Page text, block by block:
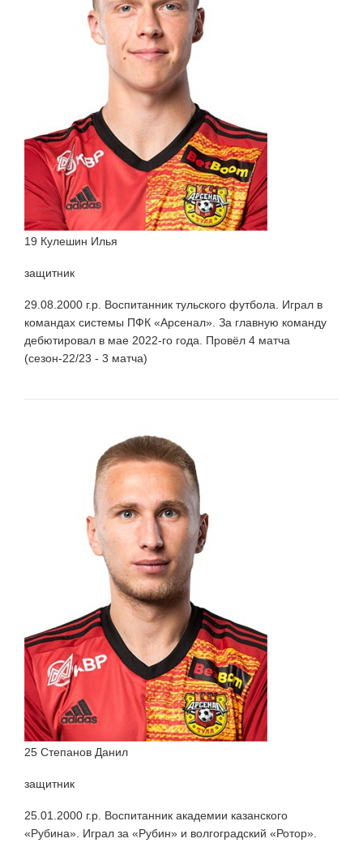
19 Кулешин Илья
защитник
29.08.2000 г.р. Воспитанник тульского футбола. Играл в
командах системы ПФК «Арсенал». За главную команду
дебютировал в мае 2022-го года. Провёл 4 матча
(сезон-22/23 - 3 матча)
25 Степанов Данил
защитник
25.01.2000 г.р. Воспитанник академии казанского
«Рубина». Играл за «Рубин» и волгоградский «Ротор».